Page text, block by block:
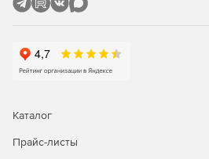
Проверка на соответствие
Мониторинг и аудит основной
пользователей.
нескольких часов.
Каталог
Прайс-листы